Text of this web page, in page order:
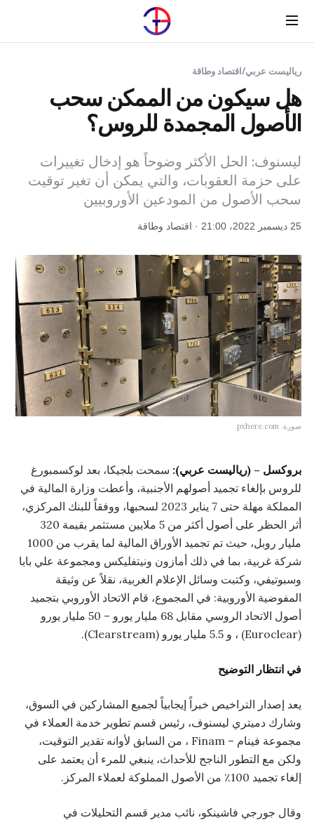
Menu
رياليست عربي/اقتصاد وطاقة
هل سيكون من الممكن سحب
الأصول المجمدة للروس؟
ليسنوف: الحل الأكثر وضوحاً هو إدخال تغييرات
على حزمة العقوبات، والتي يمكن أن تغير توقيت
سحب الأصول من المودعين الأوروبيين
25 ديسمبر 2022، 21:00 · اقتصاد وطاقة
صورة. pxhere.com
بروكسل – (رياليست عربي): سمحت بلجيكا، بعد لوكسمبورغ
للروس بإلغاء تجميد أصولهم الأجنبية، وأعطت وزارة المالية في
المملكة مهلة حتى 7 يناير 2023 لسحبها، ووفقاً للبنك المركزي،
أثر الحظر على أصول أكثر من 5 ملايين مستثمر بقيمة 320
مليار روبل، حيث تم تجميد الأوراق المالية لما يقرب من 1000
شركة غربية، بما في ذلك أمازون ونيتفليكس ومجموعة علي بابا
وسبوتيفي، وكتبت وسائل الإعلام الغربية، نقلاً عن وثيقة
المفوضية الأوروبية: في المجموع، قام الاتحاد الأوروبي بتجميد
أصول الاتحاد الروسي مقابل 68 مليار يورو – 50 مليار يورو
(Euroclear) ، و 5.5 مليار يورو (Clearstream).
في انتظار التوضيح
يعد إصدار التراخيص خبراً إيجابياً لجميع المشاركين في السوق،
وشارك دميتري ليسنوف، رئيس قسم تطوير خدمة العملاء في
مجموعة فينام – Finam ، من السابق لأوانه تقدير التوقيت،
ولكن مع التطور الناجح للأحداث، ينبغي للمرء أن يعتمد على
إلغاء تجميد 100٪ من الأصول المملوكة لعملاء المركز.
وقال جورجي فاشينكو، نائب مدير قسم التحليلات في